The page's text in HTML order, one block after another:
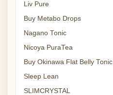
Liv Pure
Buy Metabo Drops
Nagano Tonic
Nicoya PuraTea
Buy Okinawa Flat Belly Tonic
Sleep Lean
SLIMCRYSTAL